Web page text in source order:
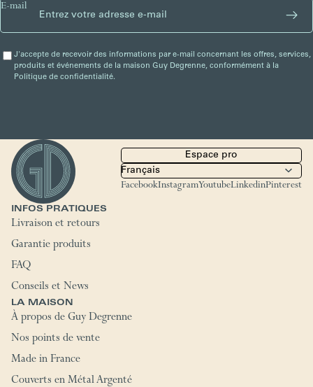
E-mail
J'accepte de recevoir des informations par e-mail concernant les offres, services,
produits et événements de la maison Guy Degrenne, conformément à la
Politique de confidentialité.
Espace pro
FacebookInstagramYoutubeLinkedinPinterest
INFOS PRATIQUES
Livraison et retours
Garantie produits
FAQ
Conseils et News
LA MAISON
À propos de Guy Degrenne
Nos points de vente
Made in France
Couverts en Métal Argenté